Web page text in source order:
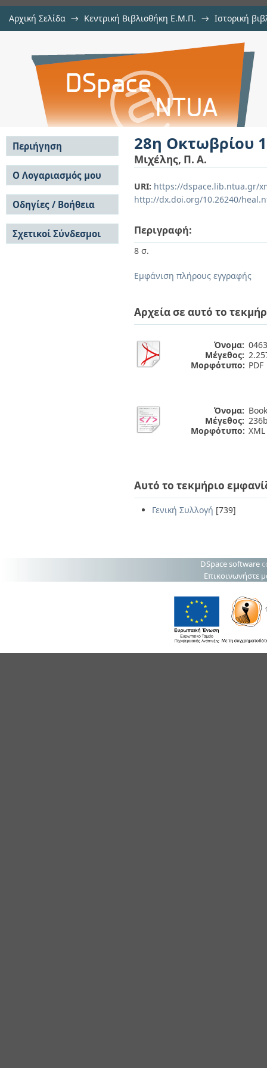
Αρχική Σελίδα → Κεντρική Βιβλιοθήκη Ε.Μ.Π. → Ιστορική
28η Οκτωβρίου 1949: λόγος
28η Οκτωβρίου
Μιχέλης, Π. Α.
URI: https://dspace.lib.ntua.gr/
http://dx.doi.org/10.26240/
Περιγραφή:
8 σ.
Εμφάνιση πλήρους εγγραφής
Αρχεία σε αυτό το
Όνομα:
Μέγεθος:
Μορφότυπο: PDF
Όνομα:
Μέγεθος:
Μορφότυπο: XML
Αυτό το τεκμήριο
Γενική Συλλογή [739]
Περιήγηση
Σε όλο το DSpace
Κοινότητες & Συλλογές
Ανά Ημερομηνία
Έκδοσης
Συγγραφείς
Τίτλοι
Θέματα
Ο Λογαριασμός μου
Σύνδεση
Εγγραφή
Οδηγίες / Βοήθεια
Οδηγίες Υποβολής
Οδηγίες Χρήσης ΙΑ
Συχνές Ερωτήσεις
Σχετικοί Σύνδεσμοι
DSpace software
Επικοινωνήστε